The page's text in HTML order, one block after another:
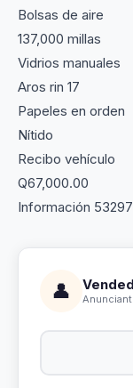
Bolsas de aire
137,000 millas
Vidrios manuales
Aros rin 17
Papeles en orden
Nítido
Recibo vehículo
Q67,000.00
Información
👤